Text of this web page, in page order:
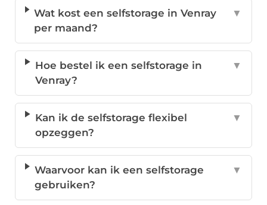
Wat kost een selfstorage in Venray
per maand?
▼
Hoe bestel ik een selfstorage in
Venray?
▼
Kan ik de selfstorage flexibel
opzeggen?
▼
Waarvoor kan ik een selfstorage
gebruiken?
▼